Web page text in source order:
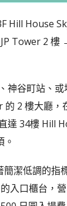
Hill House
Tower 2
神谷町站、
的 2 樓大廳，
達 34樓 Hill
簡潔低調的指
入口櫃台，